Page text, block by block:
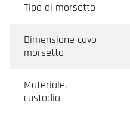
Tipo di morsetto
Dimensione cavo
morsetto
Materiale,
custodia